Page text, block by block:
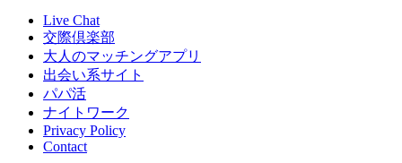
Live Chat
交際倶楽部
大人のマッチングアプリ
出会い系サイト
パパ活
ナイトワーク
Privacy Policy
Contact